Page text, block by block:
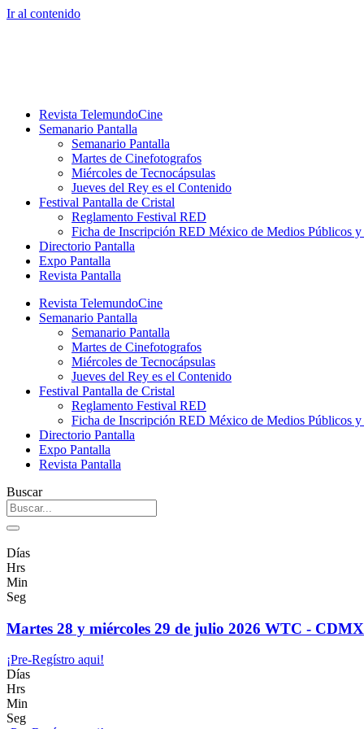
Ir al contenido
Revista TelemundoCine
Semanario Pantalla
Semanario Pantalla
Martes de Cinefotografos
Miércoles de Tecnocápsulas
Jueves del Rey es el Contenido
Festival Pantalla de Cristal
Reglamento Festival RED
Ficha de Inscripción RED México de Medios Públicos
Directorio Pantalla
Expo Pantalla
Revista Pantalla
Revista TelemundoCine
Semanario Pantalla
Semanario Pantalla
Martes de Cinefotografos
Miércoles de Tecnocápsulas
Jueves del Rey es el Contenido
Festival Pantalla de Cristal
Reglamento Festival RED
Ficha de Inscripción RED México de Medios Públicos
Directorio Pantalla
Expo Pantalla
Revista Pantalla
Buscar
Días
Hrs
Min
Seg
Martes 28 y miércoles 29 de julio 2026 WTC - CDMX
¡Pre-Regístro aqui!
Días
Hrs
Min
Seg